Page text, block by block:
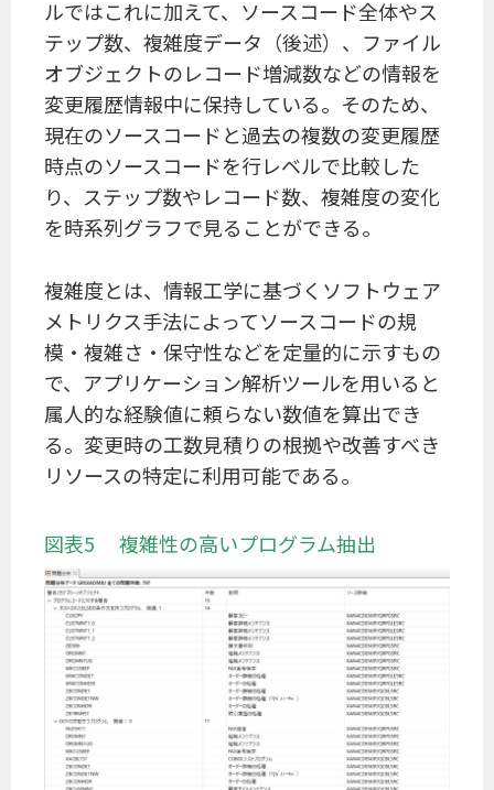
ルではこれに加えて、ソースコード全体やス
テップ数、複雑度データ（後述）、ファイル
オブジェクトのレコード増減数などの情報を
変更履歴情報中に保持している。そのため、
現在のソースコードと過去の複数の変更履歴
時点のソースコードを行レベルで比較した
り、ステップ数やレコード数、複雑度の変化
を時系列グラフで見ることができる。
複雑度とは、情報工学に基づくソフトウェア
メトリクス手法によってソースコードの規
模・複雑さ・保守性などを定量的に示すもの
で、アプリケーション解析ツールを用いると
属人的な経験値に頼らない数値を算出でき
る。変更時の工数見積りの根拠や改善すべき
リソースの特定に利用可能である。
図表5 複雑性の高いプログラム抽出